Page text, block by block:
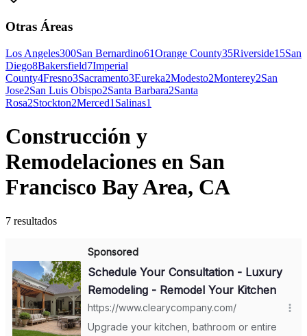
Otras Áreas
Los Angeles300San Bernardino61Orange County35Riverside15San
Diego8Bakersfield7Imperial
County4Fresno3Sacramento3Eureka2Modesto2Monterey2San
Jose2San Luis Obispo2Santa Barbara2Santa
Rosa2Stockton2Merced1 Salinas1
Construcción y
Remodelaciones en San
Francisco Bay Area, CA
7 resultados